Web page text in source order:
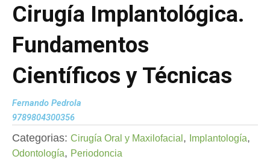
Cirugía Implantológica.
Fundamentos
Científicos y Técnicas
Fernando Pedrola
9789804300356
Categorias: Cirugía Oral y Maxilofacial , Implantología,
Odontología, Periodoncia